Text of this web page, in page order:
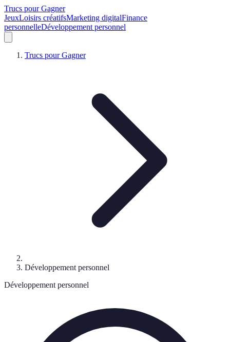
Trucs pour Gagner
JeuxLoisirs créatifsMarketing digitalFinance
personnelleDéveloppement personnel
Trucs pour Gagner
Développement personnel
Développement personnel